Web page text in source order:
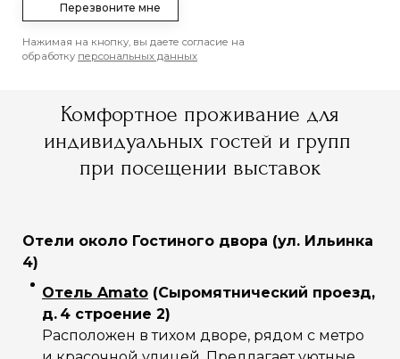
Перезвоните мне
Нажимая на кнопку, вы даете согласие на
обработку персональных данных
Комфортное проживание для
индивидуальных гостей и групп
при посещении выставок
Отели около Гостиного двора (ул. Ильинка
4)
Отель Amato (Сыромятнический проезд,
д. 4 строение 2)
Расположен в тихом дворе, рядом с метро